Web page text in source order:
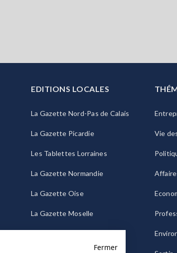
EDITIONS LOCALES
La Gazette Nord-Pas de Calais
La Gazette Picardie
Les Tablettes Lorraines
La Gazette Normandie
La Gazette Oise
La Gazette Moselle
Vie
Fermer